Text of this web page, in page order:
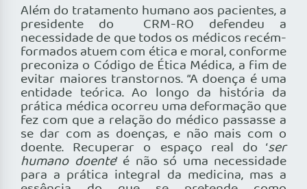
Além do tratamento humano aos pacientes, a
presidente do CRM-RO defendeu a
necessidade de que todos os médicos recém-
formados atuem com ética e moral, conforme
preconiza o Código de Ética Médica, a fim de
evitar maiores transtornos. “A doença é uma
entidade teórica. Ao longo da história da
prática médica ocorreu uma deformação que
fez com que a relação do médico passasse a
se dar com as doenças, e não mais com o
doente. Recuperar o espaço real do ‘ser
humano doente’ é não só uma necessidade
para a prática integral da medicina, mas a